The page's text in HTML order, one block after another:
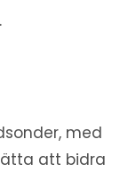
med
att bidra